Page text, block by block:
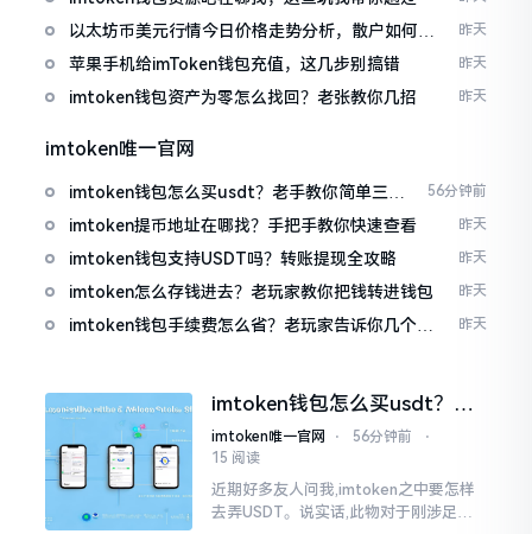
以太坊币美元行情今日价格走势分析，散户如何避
免追涨杀跌被套牢
昨天
苹果手机给imToken钱包充值，这几步别搞错 昨天
imtoken钱包资产为零怎么找回？老张教你几招 昨天
imtoken唯一官网
imtoken钱包怎么买usdt？老手教你简单三步
搞定
56分钟前
imtoken提币地址在哪找？手把手教你快速查看 昨天
imtoken钱包支持USDT吗？转账提现全攻略 昨天
imtoken怎么存钱进去？老玩家教你把钱转进钱包 昨天
imtoken钱包手续费怎么省？老玩家告诉你几个实
昨天
imtoken钱包怎么买usdt？老
手教你简单三步搞定
imtoken唯一官网 ⋅ 56分钟前
⋅
15 阅读
近期好多友人问我,imtoken之中要怎样
去弄USDT。说实话,此物对于刚涉足币